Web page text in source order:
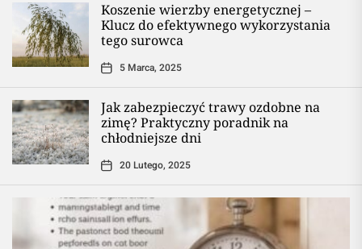
Koszenie wierzby energetycznej –
Klucz do efektywnego wykorzystania
tego surowca
5 Marca, 2025
Jak zabezpieczyć trawy ozdobne na
zimę? Praktyczny poradnik na
chłodniejsze dni
20 Lutego, 2025